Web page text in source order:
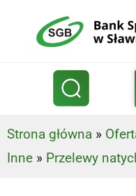
Strona główna »
Inne » Przelewy